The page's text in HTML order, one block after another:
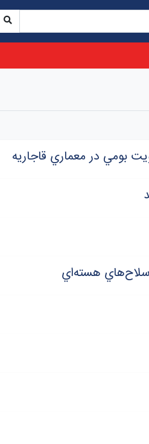
بومي در معماري قاجاريه